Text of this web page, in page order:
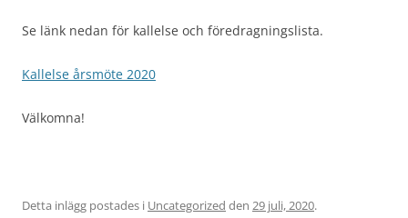
Se länk nedan för kallelse och föredragningslista.
Kallelse årsmöte 2020
Välkomna!
Detta inlägg postades i Uncategorized den 29 juli, 2020.